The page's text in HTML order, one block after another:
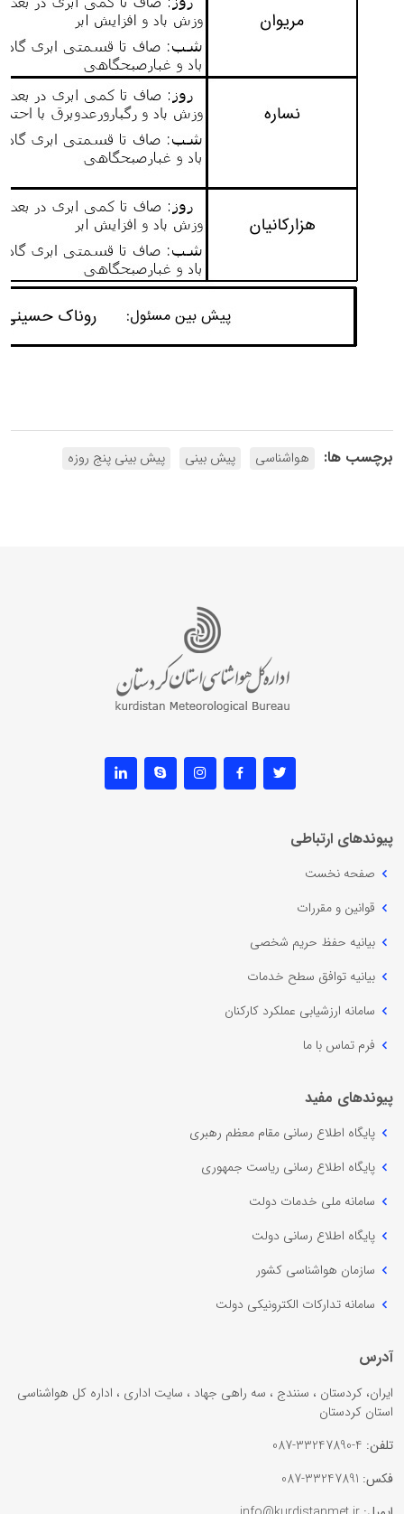
برچسب ها: هواشناسی پیش بینی پیش بینی پنج روزه
پیوندهای ارتباطی
صفحه نخست
قوانین و مقررات
بیانیه حفظ حریم شخصی
بیانیه توافق سطح خدمات
سامانه ارزشیابی عملکرد کارکنان
فرم تماس با ما
پیوندهای مفید
پایگاه اطلاع رسانی مقام معظم رهبری
پایگاه اطلاع رسانی ریاست جمهوری
سامانه ملی خدمات دولت
پایگاه اطلاع رسانی دولت
سازمان هواشناسی کشور
سامانه تدارکات الکترونیکی دولت
آدرس
ایران، کردستان ، سنندج ، سه راهی جهاد ، سایت اداری ، اداره کل هواشناسی
استان کردستان
تلفن:
فکس: